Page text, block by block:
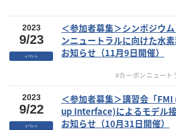
＜参加者募集＞シンポジウ
ンニュートラルに向けた水
お知らせ（11月9日開催）
#カーボンニュート
2023
9/23
イベント
＜参加者募集＞講習会「
up Interface)によるモデル
お知らせ（10月31日開催）
2023
9/22
イベント